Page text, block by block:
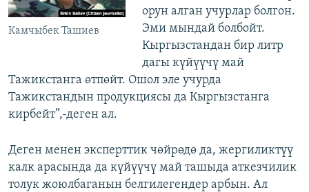
Камчыбек Ташиев
орун алган учурлар болгон.
Эми мындай болбойт.
Кыргызстандан бир литр
дагы күйүүчү май
Тажикстанга өтпөйт. Ошол эле учурда
Тажикстандын продукциясы да Кыргызстанга
кирбейт”,-деген ал.
Деген менен эксперттик чөйрөдө да, жергиликтүү
калк арасында да күйүүчү май ташыда аткезчилик
толук жоюлбаганын белгилегендер арбын. Ал